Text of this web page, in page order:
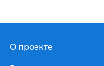
О проекте